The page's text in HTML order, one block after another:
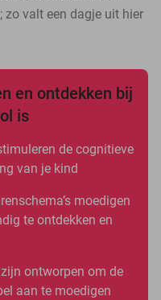
zo valt een dagje uit hier
en ontdekken bij
is
de cognitieve
van je kind
moedigen
te ontdekken en
ontworpen om de
aan te moedigen